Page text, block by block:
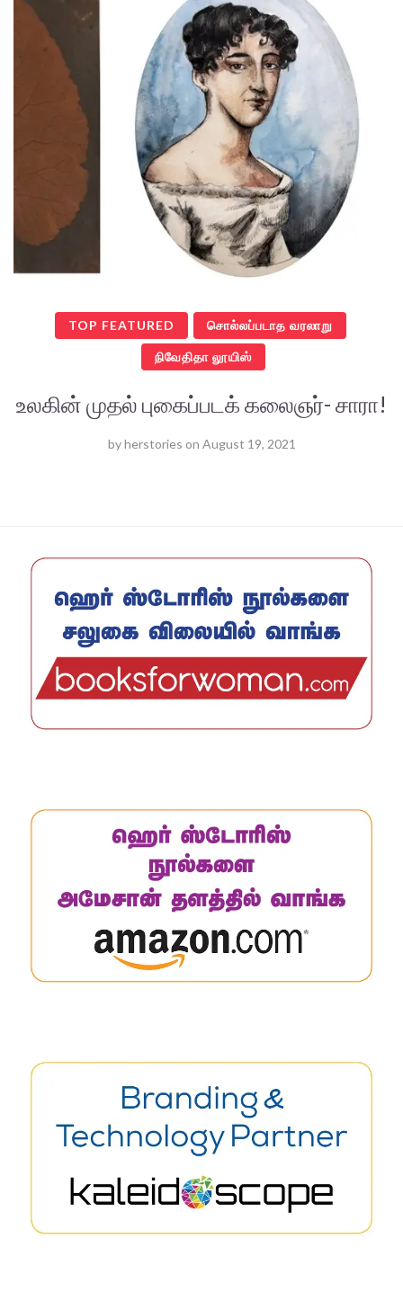
TOP FEATURED சொல்லப்படாத வரலாறு
நிவேதிதா லூயிஸ்
உலகின் முதல் புகைப்படக் கலைஞர்- சாரா!
byherstories on August 19, 2021